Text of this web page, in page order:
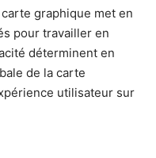
graphique met en
pour travailler en
déterminent en
de la carte
utilisateur sur